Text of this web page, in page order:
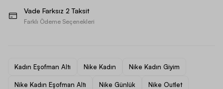
Vade Farksız 2 Taksit
Farklı Ödeme Seçenekleri
Kadın Eşofman Altı Nike Kadın Nike Kadın Giyim
Nike Kadın Eşofman Altı Nike Günlük Nike Outlet